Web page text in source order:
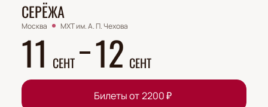
СЕРЁЖА
Москва МХТ им. А. П. Чехова
11 СЕНТ 12 СЕНТ
Билеты от2200₽